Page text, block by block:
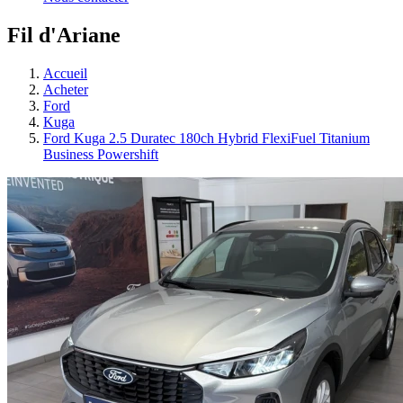
Fil d'Ariane
Accueil
Acheter
Ford
Kuga
Ford Kuga 2.5 Duratec 180ch Hybrid FlexiFuel Titanium
Business Powershift